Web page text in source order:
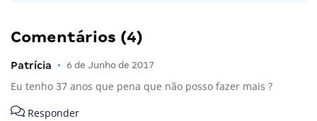
Comentários (4)
Patrícia • 6 de Junho de 2017
Eu tenho 37 anos que pena que não posso fazer mais ?
Responder